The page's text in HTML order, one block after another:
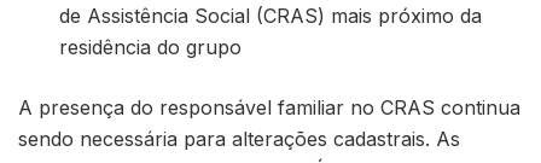
de Assistência Social (CRAS) mais próximo da
residência do grupo
A presença do responsável familiar no CRAS continua
sendo necessária para alterações cadastrais. As